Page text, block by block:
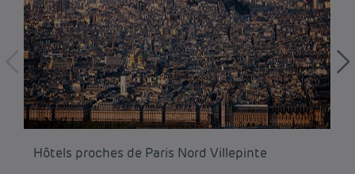
Hôtels proches de Paris Nord Villepinte